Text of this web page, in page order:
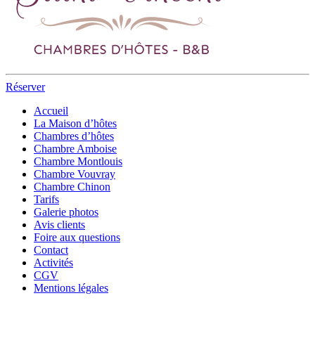
Réserver
Accueil
La Maison d’hôtes
Chambres d’hôtes
Chambre Amboise
Chambre Montlouis
Chambre Vouvray
Chambre Chinon
Tarifs
Galerie photos
Avis clients
Foire aux questions
Contact
Activités
CGV
Mentions légales